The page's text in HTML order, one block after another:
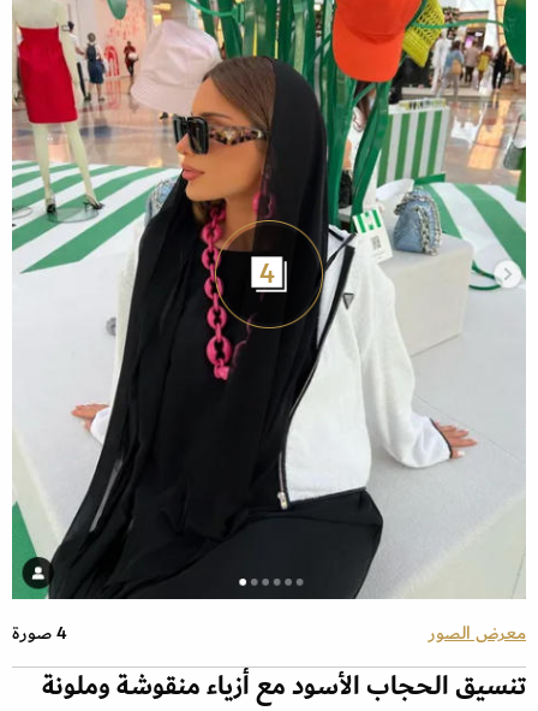
4
معرض الصور 4 صورة
تنسيق الحجاب الأسود مع أزياء منقوشة وملونة